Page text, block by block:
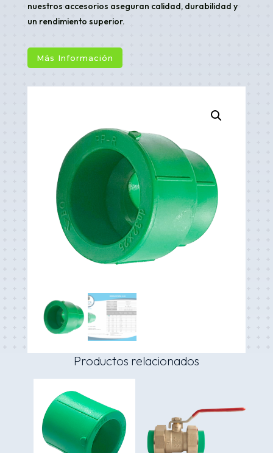
nuestros accesorios aseguran calidad, durabilidad y
un rendimiento superior.
Más Información
Productos relacionados